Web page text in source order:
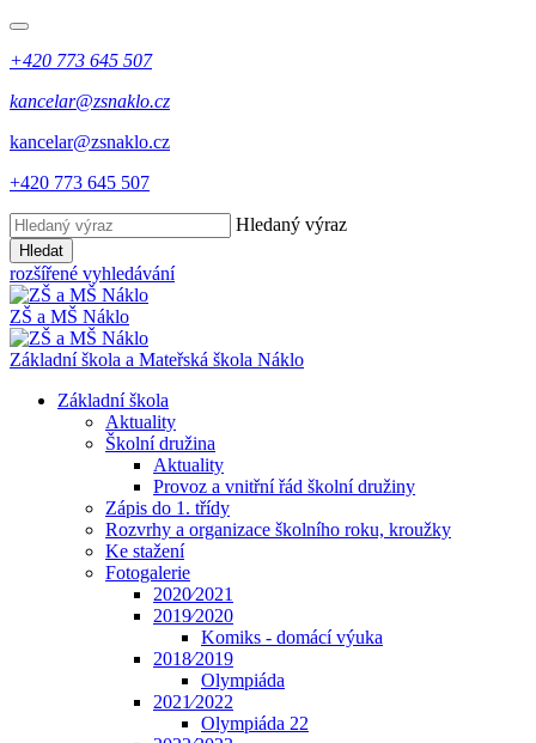
+420 773 645 507
kancelar@zsnaklo.cz
kancelar@zsnaklo.cz
+420 773 645 507
Hledaný výraz
Hledat
rozšířené vyhledávání
ZŠ a MŠ Náklo
Základní škola a Mateřská škola Náklo
Základní škola
Aktuality
Školní družina
Aktuality
Provoz a vnitřní řád školní družiny
Zápis do 1. třídy
Rozvrhy a organizace školního roku, kroužky
Ke stažení
Fotogalerie
2020⁄2021
2019⁄2020
Komiks - domácí výuka
2018⁄2019
Olympiáda
2021⁄2022
Olympiáda 22